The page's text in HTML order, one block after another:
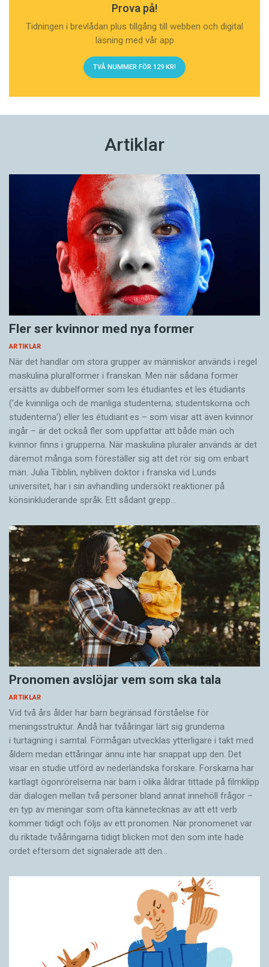
Nellie/Rocky
/ Zorro
Leo
/Simba
Mimmi/Ville
Stella/Gizmo
Saga/Buster
Casper
Lady/Bosse
Ebba/Ceasar
2014. Namnen i fetstil var bland de 100 vanligaste
till små flickor och pojkar samma år.
Tre frågor till Katharina Leibring
Varför började du att forska om husdjursnamn?
Från början är det en kombination av mitt intresse
oxnamnen i gamla bouppteckningar i gårdsarkivet
hemma väckte tidigt min nyfikenhet. När jag skulle
välja avhandlingsämne inom namnforskningen kom
jag ihåg dem, och uppmuntrad av min handledare
Thorsten Andersson valde jag att studera
nötkreatursnamn.
Är husdjursnamn ett bortglömt
forskningsområde?
även om det är först under 2000-talet som det
blivit helt etablerat och erkänt internationellt.
Har du några egna favoriter bland
husdjursnamn?
För mig är många djurnamn förknippade med
enskilda namnbärare. Därför tycker jag mycket om
bland annat hundnamnetSkrållan och kaninnamnen
SötnosochHolly. När jag skrev om namn på 1700-
talets nötkreatur fastnade jag för namnen
Sommarlöva, Morlikaoch Vithatt
Prova på!
Tidningen i brevlådan plus tillgång till webben och digital
läsning med vår app
TVÅ NUMMER FÖR 129 KR!
Artiklar
Fler ser kvinnor med nya former
ARTIKLAR
När det handlar om stora grupper av människor används i regel
maskulina pluralformer i franskan. Men när sådana ­former
ersätts av dubbel­former som les étudiantes et les étudiants
(’de kvinnliga och de manliga studenterna; studentskorna och
studenterna’) eller les étudiant·es – som visar att även kvinnor
ingår – är det också fler som uppfattar att både män och
kvinnor finns i grupperna. När maskulina pluraler används är det
där­emot många som föreställer sig att det rör sig om enbart
män. Julia Tibblin, nybliven doktor i franska vid Lunds
universitet, har i sin avhandling undersökt reaktioner på
könsinkluderande språk. Ett sådant grepp…
Pronomen avslöjar vem som ska tala
ARTIKLAR
Vid två års ålder har barn begränsad förståelse för
meningsstruktur. Ändå har tvååringar lärt sig grunderna
i turtagning i samtal. Förmågan utvecklas ytterligare i takt med
åldern medan ettåringar ännu inte har snappat upp den. Det
visar en studie utförd av nederländska forskare. Forskarna har
kartlagt ögonrörelserna när barn i olika åldrar tittade på filmklipp
där dialogen mellan två personer bland annat innehöll frågor –
en typ av meningar som ofta kännetecknas av att ett verb
kommer tidigt och följs av ett pronomen. När pronomenet var
du riktade tvååringarna tidigt blicken mot den som inte hade
ordet eftersom det ­signalerade att den…